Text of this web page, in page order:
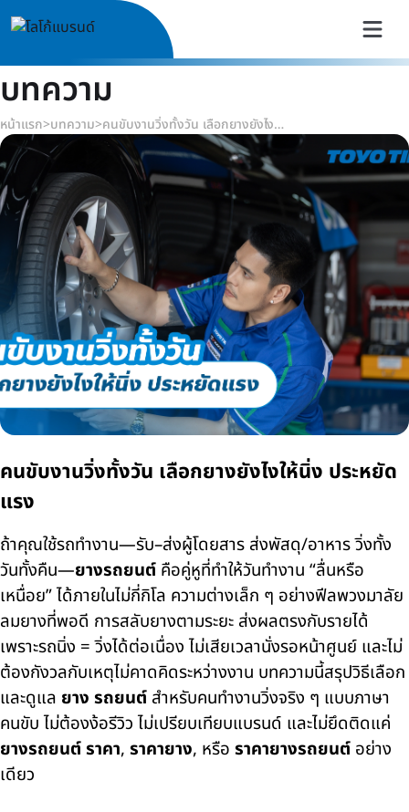
บทความ
หน้าแรก>บทความ> คนขับงานวิ่งทั้งวัน เลือกยางยังไงให้นิ่ง ประหยัดแรง
คนขับงานวิ่งทั้งวัน เลือกยางยังไงให้นิ่ง ประหยัด
แรง
ถ้าคุณใช้รถทำงาน—รับ–ส่งผู้โดยสาร ส่งพัสดุ/อาหาร วิ่งทั้ง
วันทั้งคืน—ยางรถยนต์ คือคู่หูที่ทำให้วันทำงาน “ลื่นหรือ
เหนื่อย” ได้ภายในไม่กี่กิโล ความต่างเล็ก ๆ อย่างฟีลพวงมาลัย
ลมยางที่พอดี การสลับยางตามระยะ ส่งผลตรงกับรายได้
เพราะรถนิ่ง = วิ่งได้ต่อเนื่อง ไม่เสียเวลานั่งรอหน้าศูนย์ และไม่
ต้องกังวลกับเหตุไม่คาดคิดระหว่างงาน บทความนี้สรุปวิธีเลือก
และดูแล ยาง รถยนต์ สำหรับคนทำงานวิ่งจริง ๆ แบบภาษา
คนขับ ไม่ต้องง้อรีวิว ไม่เปรียบเทียบแบรนด์ และไม่ยึดติดแค่
ยางรถยนต์ ราคา, ราคายาง, หรือ ราคายางรถยนต์ อย่าง
เดียว